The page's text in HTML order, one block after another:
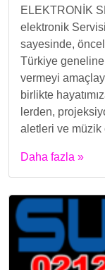
ELEKTRONİK
elektronik
sayesinde,
Türkiye
vermeyi
birlikte
lerden,
aletleri ve
Daha fazla »